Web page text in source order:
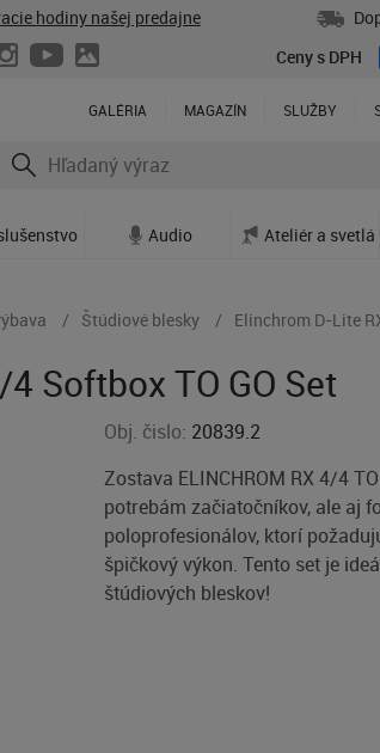
hodiny našej predajne
Ceny s DPH
GALÉRIA MAGAZÍN SLUŽBY
Audio Ateliér a svetlá
Štúdiové blesky Elinchrom D-Lite
Softbox TO GO Set
Obj. čislo: 20839.2
Zostava ELINCHROM RX 4/4
potrebám začiatočníkov, ale aj
poloprofesionálov, ktorí
špičkový výkon. Tento set je
štúdiových bleskov!